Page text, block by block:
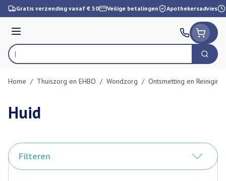
Ga naar de inhoud
Gratis verzending vanaf € 50 Veilige betalingen Apothekersadvies
Menu
Product, merk, categorie... Zoek
Home / Thuiszorg en EHBO / Wondzorg / Ontsmetting en Reiniging
Huid
Filteren